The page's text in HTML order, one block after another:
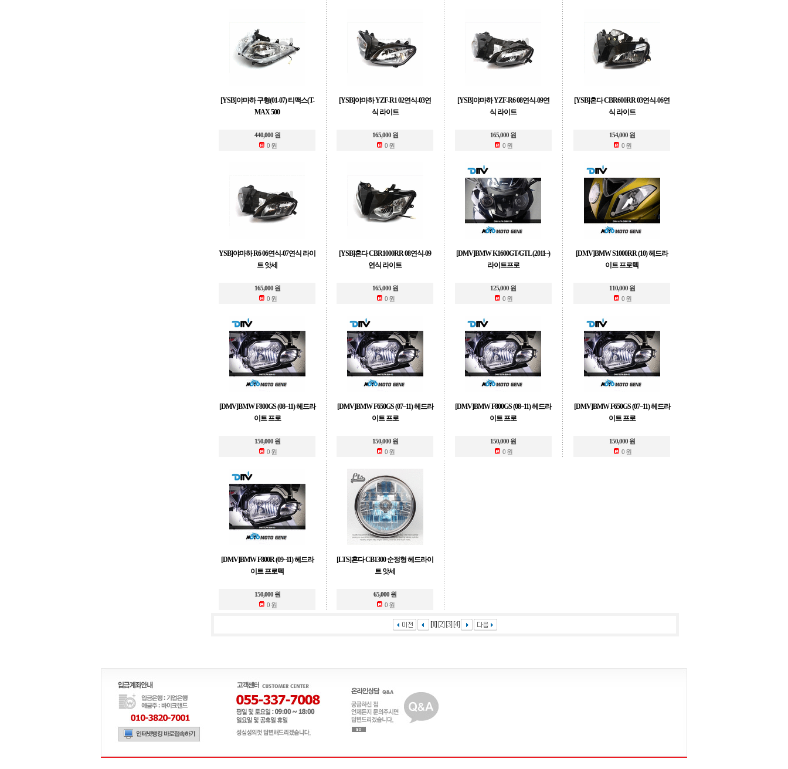
[YSB]야마하 구형(01-07) 티맥스(T-
MAX 500
440,000 원
0 원
[YSB]야마하 YZF-R1 02연식-03연
식 라이트
165,000 원
0 원
[YSB]야마하 YZF-R6 08연식-09연
식 라이트
165,000 원
0 원
[YSB]혼다 CBR600RR 03연식-06연
식 라이트
154,000 원
0 원
YSB]야마하 R6 06연식-07연식 라이
트 앗세
165,000 원
0 원
[YSB]혼다 CBR1000RR 08연식-09
연식 라이트
165,000 원
0 원
[DMV]BMW K1600GT/GTL (2011~)
라이트프로
125,000 원
0 원
[DMV]BMW S1000RR (10) 헤드라
이트 프로텍
110,000 원
0 원
[DMV]BMW F800GS (08~11) 헤드라
이트 프로
150,000 원
0 원
[DMV]BMW F650GS (07~11) 헤드라
이트 프로
150,000 원
0 원
[DMV]BMW F800GS (08~11) 헤드라
이트 프로
150,000 원
0 원
[DMV]BMW F650GS (07~11) 헤드라
이트 프로
150,000 원
0 원
[DMV]BMW F800R (09~11) 헤드라
이트 프로텍
150,000 원
0 원
[LTS]혼다 CB1300 순정형 헤드라이
트 앗세
65,000 원
0 원
[1] [2] [3] [4]